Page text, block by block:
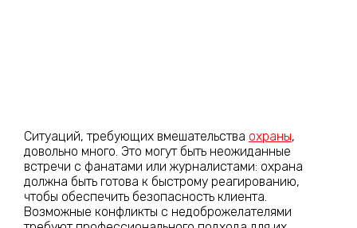
Ситуаций, требующих вмешательства охраны,
довольно много. Это могут быть неожиданные
встречи с фанатами или журналистами: охрана
должна быть готова к быстрому реагированию,
чтобы обеспечить безопасность клиента.
Возможные конфликты с недоброжелателями